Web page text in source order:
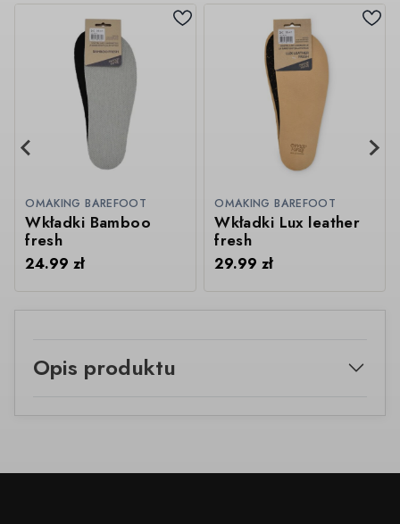
OMAKING BAREFOOT
Wkładki Bamboo
fresh
24.99zł
OMAKING BAREFOOT
Wkładki Lux leather
fresh
29.99zł
Opis produktu